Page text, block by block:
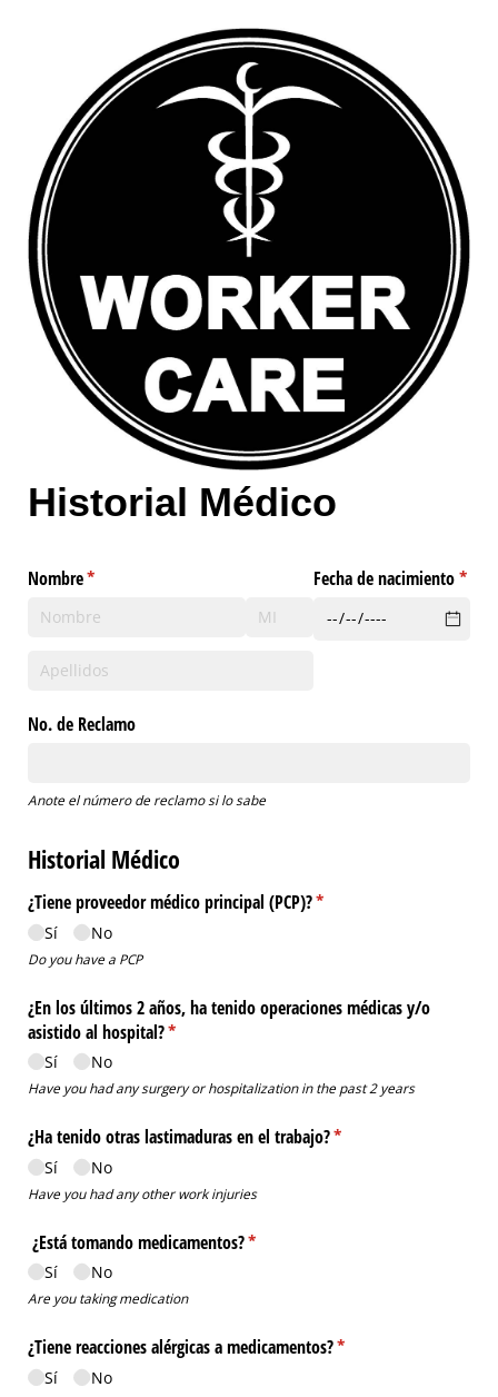
Historial Médico
Nombre*
(necesario) Fecha de nacimiento*
No. de Reclamo
Anote el número de reclamo si lo sabe
Historial Médico
¿Tiene proveedor médico principal (PCP)?*
(necesario)
Sí No
Do you have a PCP
¿En los últimos 2 años, ha tenido operaciones médicas y/​o
asistido al hospital?*
(necesario)
Sí No
Have you had any surgery or hospitalization in the past 2 years
¿Ha tenido otras lastimaduras en el trabajo?*
(necesario)
Sí No
Have you had any other work injuries
¿Está tomando medicamentos?*
(necesario)
Sí No
Are you taking medication
¿Tiene reacciones alérgicas a medicamentos?*
(necesario)
Sí No